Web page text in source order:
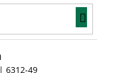
| 6312-49